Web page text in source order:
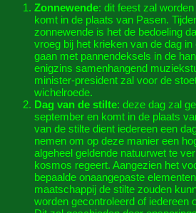
Zonnewende: dit feest zal
komt in de plaats van Pasen.
zonnewende is het de bedoeling
vroeg bij het krieken van de dag
gaan met pannendeksels in de
enigzins samenhangend
minister-president zal voor de
wichelroede.
Dag van de stilte: deze dag zal
september en komt in de plaats
van de stilte dient iedereen een
nemen om op deze manier een
algeheel geldende natuurwet te
kosmos regeert. Aangezien het
bepaalde onaangepaste
maatschappij de stilte zouden
worden gecontroleerd of iedereen